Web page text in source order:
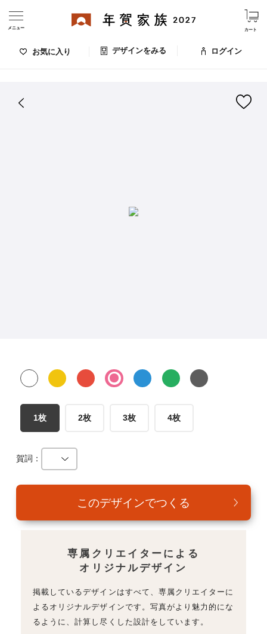
お気に入り デザインをみる
カート
ログイン
メニュー
デザインをみる
お問い合わせ
1枚 2枚 3枚 4枚
賀詞：
専属クリエイターによる
オリジナルデザイン
掲載しているデザインはすべて、専属クリエイターに
よるオリジナルデザインです。写真がより魅力的にな
るように、計算し尽くした設計をしています。